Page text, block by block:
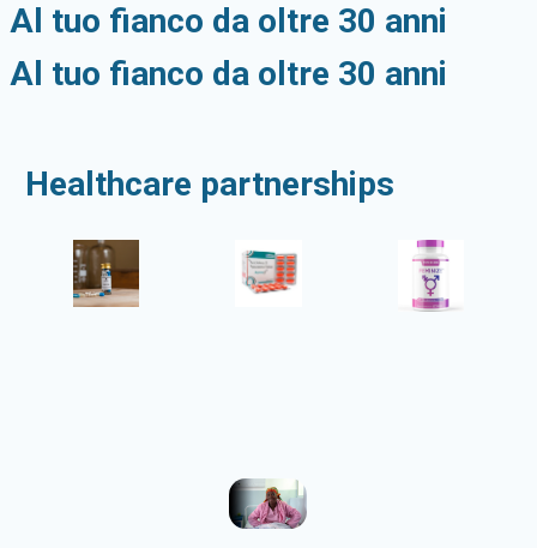
Al tuo fianco da oltre 30 anni
Al tuo fianco da oltre 30 anni
Healthcare partnerships